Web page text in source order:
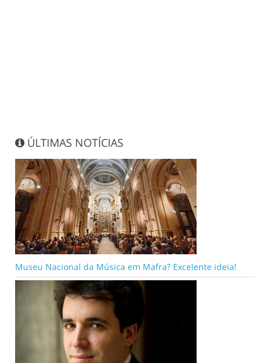
ÚLTIMAS NOTÍCIAS
Museu Nacional da Música em Mafra? Excelente ideia!